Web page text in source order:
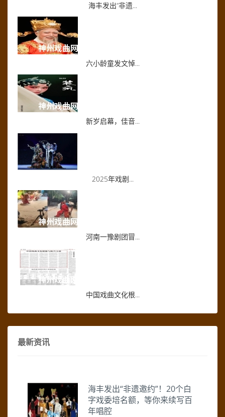
海丰发出“非遗...
六小龄童发文悼...
新岁启幕，佳音...
2025年戏剧...
河南一豫剧团冒...
中国戏曲文化根...
最新资讯
海丰发出“非遗邀约”！20个白
字戏委培名额，等你来续写百
年唱腔